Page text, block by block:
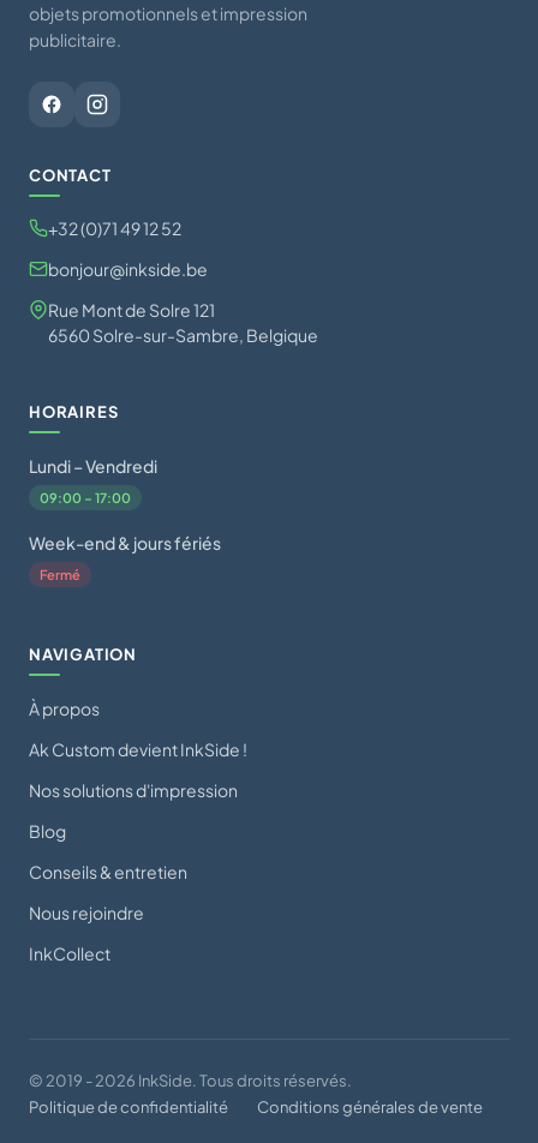
objets promotionnels et impression
publicitaire.
CONTACT
+32 (0)71 49 12 52
bonjour@inkside.be
Rue Mont de Solre 121
6560 Solre-sur-Sambre, Belgique
HORAIRES
Lundi – Vendredi
09:00 – 17:00
Week-end & jours fériés
Fermé
NAVIGATION
À propos
Ak Custom devient InkSide !
Nos solutions d'impression
Blog
Conseils & entretien
Nous rejoindre
InkCollect
© 2019 - 2026 InkSide. Tous droits réservés.
Politique de confidentialité
Conditions générales de vente